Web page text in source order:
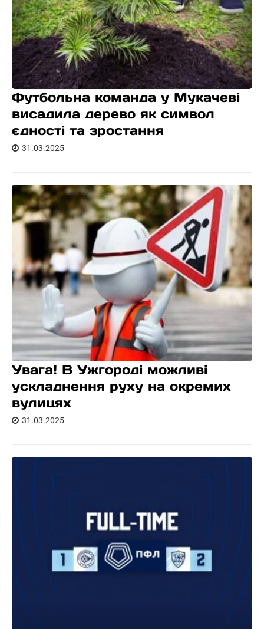
Футбольна команда у Мукачеві
висадила дерево як символ
єдності та зростання
31.03.2025
Увага! В Ужгороді можливі
ускладнення руху на окремих
вулицях
31.03.2025